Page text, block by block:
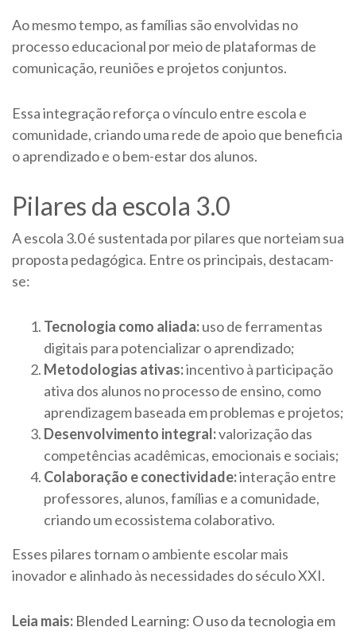
Ao mesmo tempo, as famílias são envolvidas no
processo educacional por meio de plataformas de
comunicação, reuniões e projetos conjuntos.
Essa integração reforça o vínculo entre escola e
comunidade, criando uma rede de apoio que beneficia
o aprendizado e o bem-estar dos alunos.
Pilares da escola 3.0
A escola 3.0 é sustentada por pilares que norteiam sua
proposta pedagógica. Entre os principais, destacam-
se:
Tecnologia como aliada:uso de ferramentas
digitais para potencializar o aprendizado;
Metodologias ativas:incentivo à participação
ativa dos alunos no processo de ensino, como
aprendizagem baseada em problemas e projetos;
Desenvolvimento integral:valorização das
competências acadêmicas, emocionais e sociais;
Colaboração e conectividade:interação entre
professores, alunos, famílias e a comunidade,
criando um ecossistema colaborativo.
Esses pilares tornam o ambiente escolar mais
inovador e alinhado às necessidades do século XXI.
Leia mais: Blended Learning: O uso da tecnologia em